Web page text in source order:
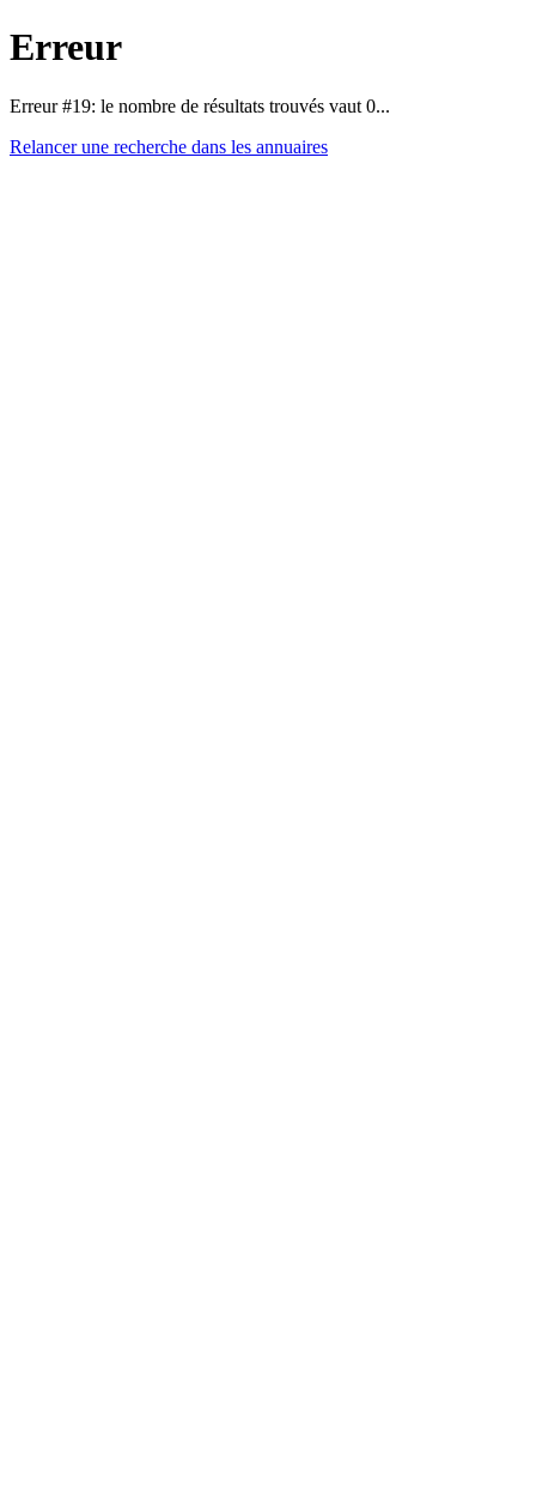
Erreur
Erreur #19: le nombre de résultats trouvés vaut 0...
Relancer une recherche dans les annuaires